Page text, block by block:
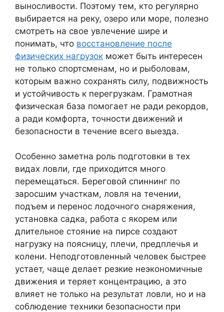
выносливости. Поэтому тем, кто регулярно
выбирается на реку, озеро или море, полезно
смотреть на свое увлечение шире и
понимать, что восстановление после
физических нагрузок может быть интересен
не только спортсменам, но и рыболовам,
которым важно сохранять силу, подвижность
и устойчивость к перегрузкам. Грамотная
физическая база помогает не ради рекордов,
а ради комфорта, точности движений и
безопасности в течение всего выезда.
Особенно заметна роль подготовки в тех
видах ловли, где приходится много
перемещаться. Береговой спиннинг по
заросшим участкам, ловля на течении,
подъем и перенос лодочного снаряжения,
установка садка, работа с якорем или
длительное стояние на пирсе создают
нагрузку на поясницу, плечи, предплечья и
колени. Неподготовленный человек быстрее
устает, чаще делает резкие неэкономичные
движения и теряет концентрацию, а это
влияет не только на результат ловли, но и на
соблюдение техники безопасности при